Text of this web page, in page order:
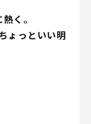
く。
ょっといい明